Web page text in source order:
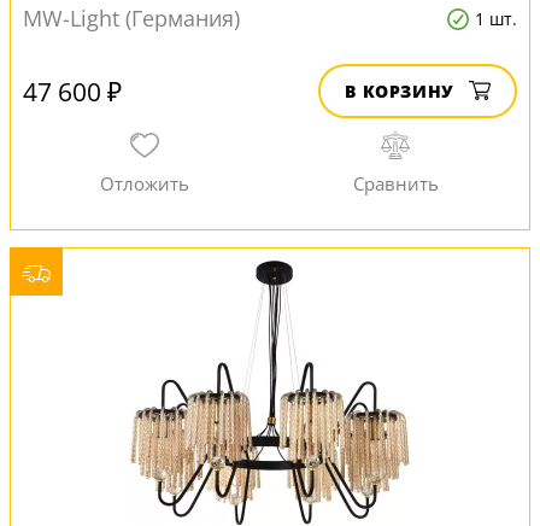
MW-Light (Германия) 1 шт.
47 600 ₽ В КОРЗИНУ